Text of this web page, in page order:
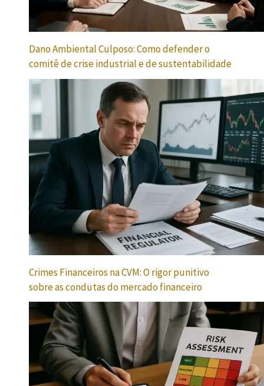
Dano Ambiental Culposo: Como defender o
comitê de crise industrial e de sustentabilidade
Crimes Financeiros na CVM: O rigor punitivo
sobre as condutas do mercado financeiro